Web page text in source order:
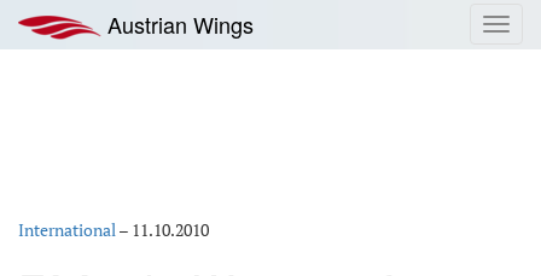
Inhalt
springen
Austrian Wings
International– 11.10.2010